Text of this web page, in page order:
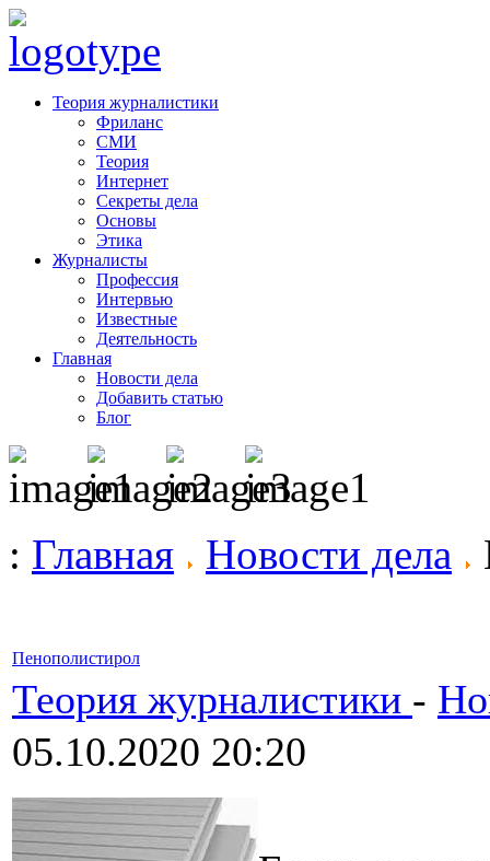
Теория журналистики
Фриланс
СМИ
Теория
Интернет
Секреты дела
Основы
Этика
Журналисты
Профессия
Интервью
Известные
Деятельность
Главная
Новости дела
Добавить статью
Блог
: Главная Новости дела
Пенополистирол
Теория журналистики -
05.10.2020 20:20